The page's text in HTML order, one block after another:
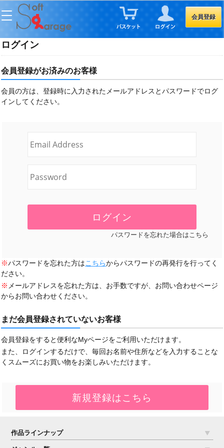
会員登録
ログイン
会員登録がお済みのお客様
会員の方は、登録時に入力されたメールアドレスとパスワードでログ
インしてください。
パスワードを忘れた場合はこちら
※パスワードを忘れた方はこちらからパスワードの再発行を行ってく
ださい。
※ メールアドレスを忘れた方は、お手数ですが、お問い合わせページ
からお問い合わせください。
まだ会員登録されていないお客様
会員登録をすると便利なMyページをご利用いただけます。
また、ログインするだけで、毎回お名前や住所などを入力することな
くスムーズにお買い物をお楽しみいただけます。
作品ラインナップ